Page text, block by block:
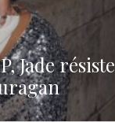
Jade résiste